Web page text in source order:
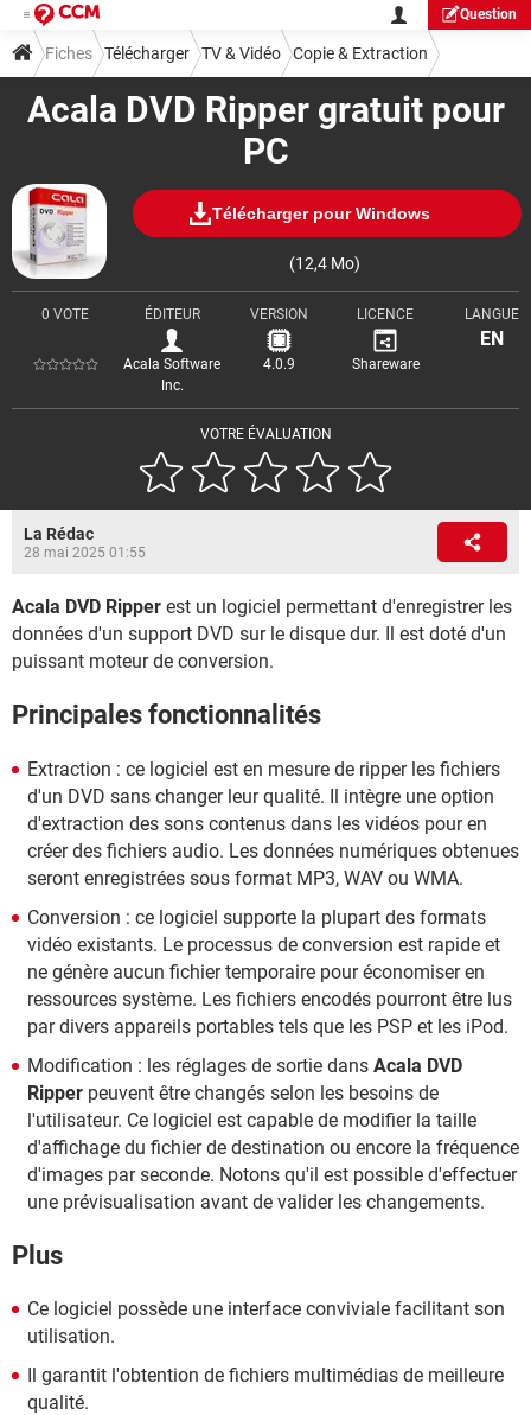
Question
Acala DVD Ripper gratuit pour
PC
Télécharger pour Windows
(12,4 Mo)
VOTRE ÉVALUATION
0 VOTE ÉDITEUR
Acala Software
Inc.
VERSION
4.0.9
LICENCE
Shareware
LANGUE
EN
Fiches Télécharger TV & Vidéo Copie & Extraction
La Rédac
28 mai 2025 01:55
Acala DVD Ripper est un logiciel permettant d'enregistrer les
données d'un support DVD sur le disque dur. Il est doté d'un
puissant moteur de conversion.
Principales fonctionnalités
Extraction : ce logiciel est en mesure de ripper les fichiers
d'un DVD sans changer leur qualité. Il intègre une option
d'extraction des sons contenus dans les vidéos pour en
créer des fichiers audio. Les données numériques obtenues
seront enregistrées sous format MP3, WAV ou WMA.
Conversion : ce logiciel supporte la plupart des formats
vidéo existants. Le processus de conversion est rapide et
ne génère aucun fichier temporaire pour économiser en
ressources système. Les fichiers encodés pourront être lus
par divers appareils portables tels que les PSP et les iPod.
Modification : les réglages de sortie dans Acala DVD
Ripper peuvent être changés selon les besoins de
l'utilisateur. Ce logiciel est capable de modifier la taille
d'affichage du fichier de destination ou encore la fréquence
d'images par seconde. Notons qu'il est possible d'effectuer
une prévisualisation avant de valider les changements.
Plus
Ce logiciel possède une interface conviviale facilitant son
utilisation.
Il garantit l'obtention de fichiers multimédias de meilleure
qualité.